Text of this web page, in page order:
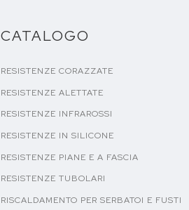
CATALOGO
RESISTENZE CORAZZATE
RESISTENZE ALETTATE
RESISTENZE INFRAROSSI
RESISTENZE IN SILICONE
RESISTENZE PIANE E A FASCIA
RESISTENZE TUBOLARI
RISCALDAMENTO PER SERBATOI E FUSTI